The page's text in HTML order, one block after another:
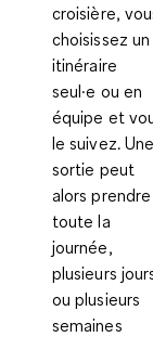
croisière,
choisissez un
itinéraire
seul·e ou en
équipe et
le suivez. Une
sortie peut
alors prendre
toute la
journée,
plusieurs
ou plusieurs
semaines